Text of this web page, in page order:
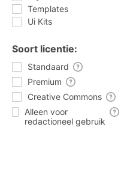
Templates
Ui Kits
Soort licentie:
Standaard
Premium
Creative Commons
Alleen voor
redactioneel gebruik